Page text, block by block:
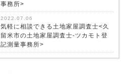
事務所>
2022.07.06
気軽に相談できる土地家屋調査士<久
留米市の土地家屋調査士-ツカモト登
記測量事務所>